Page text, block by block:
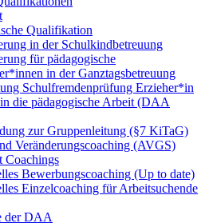
Qualifikation
in der Schulkindbetreuung
für pädagogische
in der Ganztagsbetreuung
Schulfremdenprüfung Erzieher*in
die pädagogische Arbeit (DAA
zur Gruppenleitung (§7 KiTaG)
Veränderungscoaching (AVGS)
Coachings
Bewerbungscoaching (Up to date)
Einzelcoaching für Arbeitsuchende
der DAA